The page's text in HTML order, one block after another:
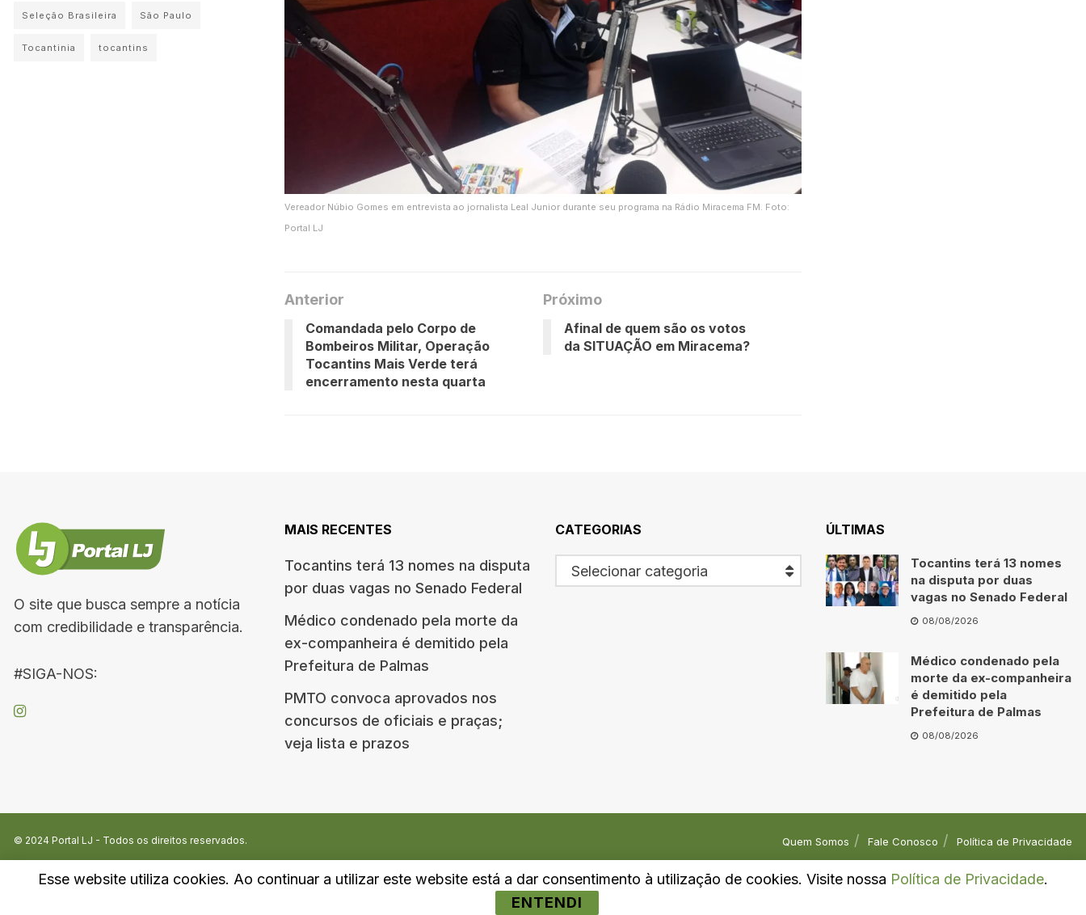
Vereador Núbio Gomes em entrevista ao jornalista Leal Junior durante seu programa na Rádio Miracema FM. Foto:
Portal LJ
Anterior
Comandada pelo Corpo de
Bombeiros Militar, Operação
Tocantins Mais Verde terá
encerramento nesta quarta
Próximo
Afinal de quem são os votos
da SITUAÇÃO em Miracema?
Seleção Brasileira São Paulo
Tocantinia tocantins
O site que busca sempre a notícia
com credibilidade e transparência.
#SIGA-NOS:
MAIS RECENTES
Tocantins terá 13 nomes na disputa
por duas vagas no Senado Federal
Médico condenado pela morte da
ex-companheira é demitido pela
Prefeitura de Palmas
PMTO convoca aprovados nos
concursos de oficiais e praças;
veja lista e prazos
CATEGORIAS
Selecionar categoria
ÚLTIMAS
Tocantins terá 13 nomes
na disputa por duas
vagas no Senado Federal
08/08/2026
Médico condenado pela
morte da ex-companheira
é demitido pela
Prefeitura de Palmas
08/08/2026
Quem Somos Fale Conosco Política de Privacidade
© 2024 Portal LJ - Todos os direitos reservados.
Esse website utiliza cookies. Ao continuar a utilizar este website está a dar consentimento à utilização de cookies. Visite nossa Política de Privacidade.
ENTENDI